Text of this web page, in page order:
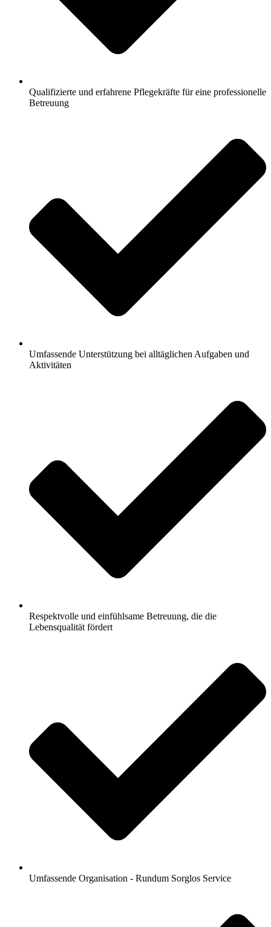
Qualifizierte und erfahrene Pflegekräfte für eine professionelle
Betreuung
Umfassende Unterstützung bei alltäglichen Aufgaben und
Aktivitäten
Respektvolle und einfühlsame Betreuung, die die
Lebensqualität fördert
Umfassende Organisation - Rundum Sorglos Service